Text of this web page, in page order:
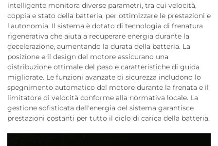
intelligente monitora diverse parametri, tra cui velocità,
coppia e stato della batteria, per ottimizzare le prestazioni e
l'autonomia. Il sistema è dotato di tecnologia di frenatura
rigenerativa che aiuta a recuperare energia durante la
decelerazione, aumentando la durata della batteria. La
posizione e il design del motore assicurano una
distribuzione ottimale del peso e caratteristiche di guida
migliorate. Le funzioni avanzate di sicurezza includono lo
spegnimento automatico del motore durante la frenata e il
limitatore di velocità conforme alla normativa locale. La
gestione sofisticata dell'energia del sistema garantisce
prestazioni costanti per tutto il ciclo di carica della batteria.